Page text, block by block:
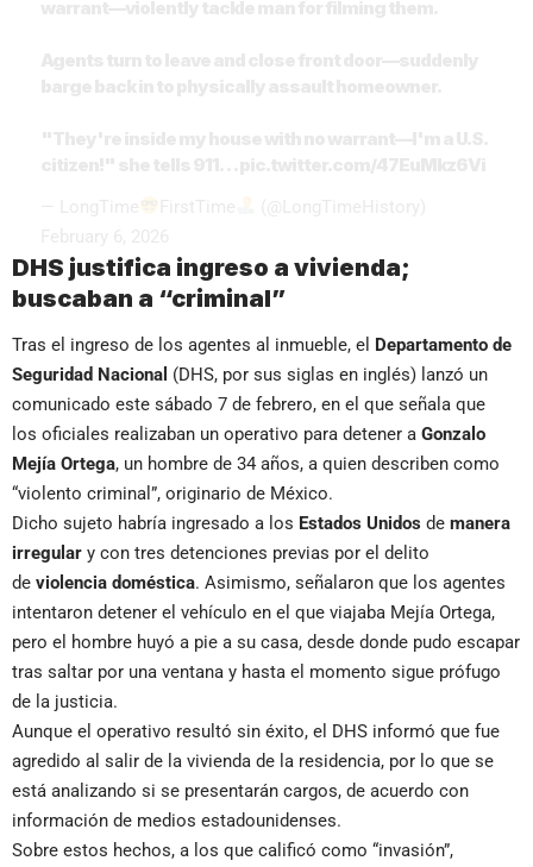
DHS justifica ingreso a vivienda;
buscaban a “criminal”
Tras el ingreso de los agentes al inmueble, el Departamento de
Seguridad Nacional (DHS, por sus siglas en inglés) lanzó un
comunicado este sábado 7 de febrero, en el que señala que
los oficiales realizaban un operativo para detener a Gonzalo
Mejía Ortega, un hombre de 34 años, a quien describen como
“violento criminal”, originario de México.
Dicho sujeto habría ingresado a los Estados Unidos de manera
irregular y con tres detenciones previas por el delito
de violencia doméstica. Asimismo, señalaron que los agentes
intentaron detener el vehículo en el que viajaba Mejía Ortega,
pero el hombre huyó a pie a su casa, desde donde pudo escapar
tras saltar por una ventana y hasta el momento sigue prófugo
de la justicia.
Aunque el operativo resultó sin éxito, el DHS informó que fue
agredido al salir de la vivienda de la residencia, por lo que se
está analizando si se presentarán cargos, de acuerdo con
información de medios estadounidenses.
Sobre estos hechos, a los que calificó como “invasión”,